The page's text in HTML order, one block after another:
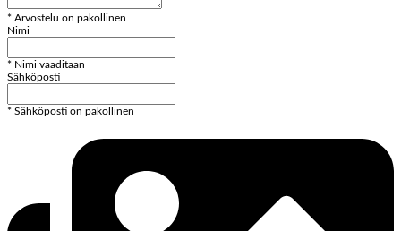
* Arvostelu on pakollinen
Nimi
* Nimi vaaditaan
Sähköposti
* Sähköposti on pakollinen